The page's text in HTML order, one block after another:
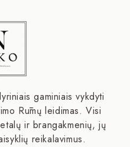
gaminiais vykdyti
Rūmų leidimas. Visi
ir brangakmenių, jų
reikalavimus.